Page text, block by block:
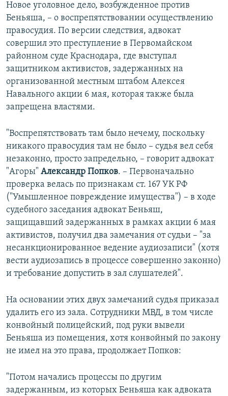
Новое уголовное дело, возбужденное против
Беньяша, – о воспрепятствовании осуществлению
правосудия. По версии следствия, адвокат
совершил это преступление в Первомайском
районном суде Краснодара, где выступал
защитником активистов, задержанных на
организованной местным штабом Алексея
Навального акции 6 мая, которая также была
запрещена властями.
"Воспрепятствовать там было нечему, поскольку
никакого правосудия там не было – судья вел себя
незаконно, просто запредельно, – говорит адвокат
"Агоры" Александр Попков. – Первоначально
проверка велась по признакам ст. 167 УК РФ
("Умышленное повреждение имущества") – в ходе
судебного заседания адвокат Беньяш,
защищавший задержанных в рамках акции 6 мая
активистов, получил два замечания от судьи – "за
несанкционированное ведение аудиозаписи" (хотя
вести аудиозапись в процессе совершенно законно)
и требование допустить в зал слушателей".
На основании этих двух замечаний судья приказал
удалить его из зала. Сотрудники МВД, в том числе
конвойный полицейский, под руки вывели
Беньяша из помещения, хотя конвойный по закону
не имел на это права, продолжает Попков:
"Потом начались процессы по другим
задержанным, из которых Беньяша как адвоката